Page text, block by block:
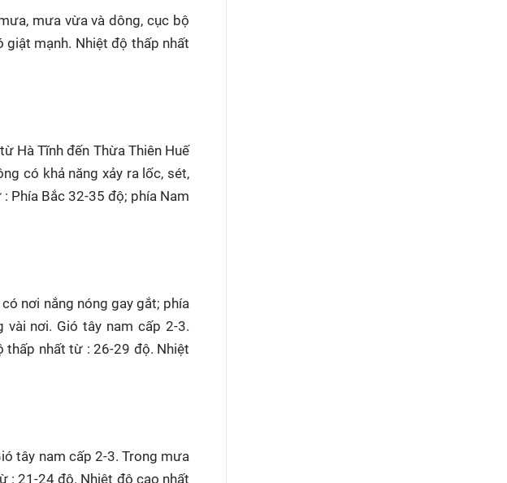
mưa vừa và dông, cục bộ
giật mạnh. Nhiệt độ thấp nhất
Hà Tĩnh đến Thừa Thiên Huế
có khả năng xảy ra lốc, sét,
Phía Bắc 32-35 độ; phía Nam
nơi nắng nóng gay gắt; phía
nơi. Gió tây nam cấp 2-3.
thấp nhất từ : 26-29 độ. Nhiệt
tây nam cấp 2-3. Trong mưa
: 21-24 độ. Nhiệt độ cao nhất